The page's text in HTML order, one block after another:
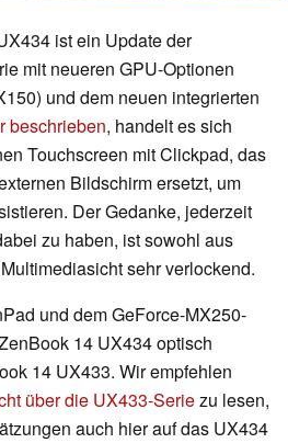
ist ein Update der
mit neueren GPU-Optionen
und dem neuen integrierten
beschrieben, handelt es sich
Touchscreen mit Clickpad, das
Bildschirm ersetzt, um
Der Gedanke, jederzeit
zu haben, ist sowohl aus
sehr verlockend.
und dem GeForce-MX250-
14 UX434 optisch
14 UX433. Wir empfehlen
über die UX433-Seriezu lesen,
auch hier auf das UX434